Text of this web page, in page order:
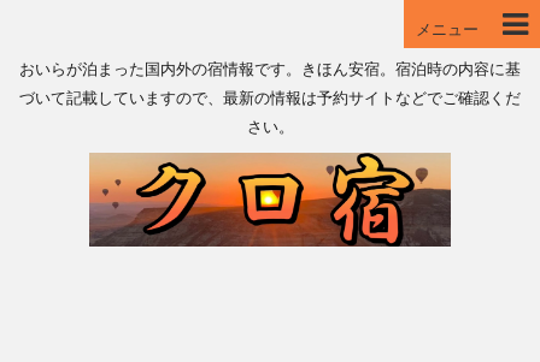
メニュー
おいらが泊まった国内外の宿情報です。きほん安宿。宿泊時の内容に基
づいて記載していますので、最新の情報は予約サイトなどでご確認くだ
さい。